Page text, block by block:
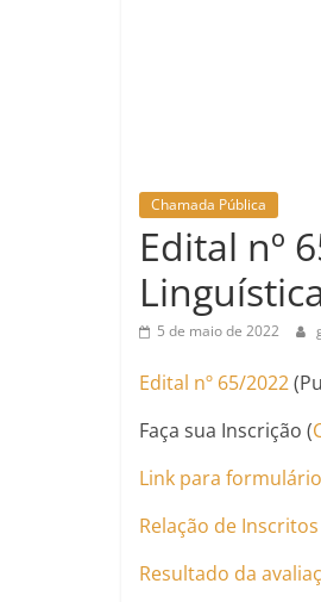
Chamada Pública
Edital nº
5 de maio de 2022
Edital nº 65/2022
Faça sua Inscrição (
Link para
Relação de
Resultado da